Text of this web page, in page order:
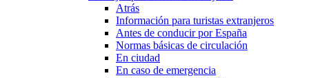
Atrás
Información para turistas extranjeros
Antes de conducir por España
Normas básicas de circulación
En ciudad
En caso de emergencia